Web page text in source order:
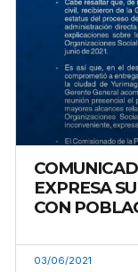
EXPRESA
CON
03/06/2021